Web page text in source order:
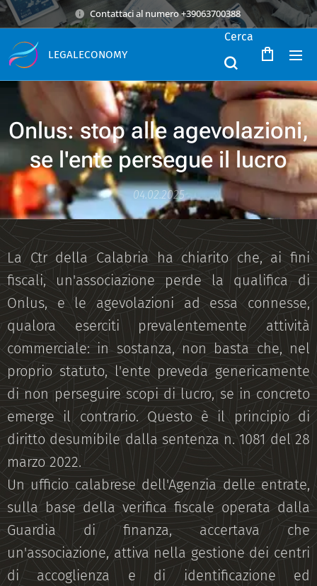
Contattaci al numero +39063700388
LEGALECONOMY
Cerca
Onlus: stop alle agevolazioni,
se l'ente persegue il lucro
04.02.2025
La Ctr della Calabria ha chiarito che, ai fini
fiscali, un'associazione perde la qualifica di
Onlus, e le agevolazioni ad essa connesse,
qualora eserciti prevalentemente attività
commerciale: in sostanza, non basta che, nel
proprio statuto, l'ente preveda genericamente
di non perseguire scopi di lucro, se in concreto
emerge il contrario. Questo è il principio di
diritto desumibile dalla sentenza n. 1081 del 28
marzo 2022.
Un ufficio calabrese dell'Agenzia delle entrate,
sulla base della verifica fiscale operata dalla
Guardia di finanza, accertava che
un'associazione, attiva nella gestione dei centri
di accoglienza e di identificazione ed